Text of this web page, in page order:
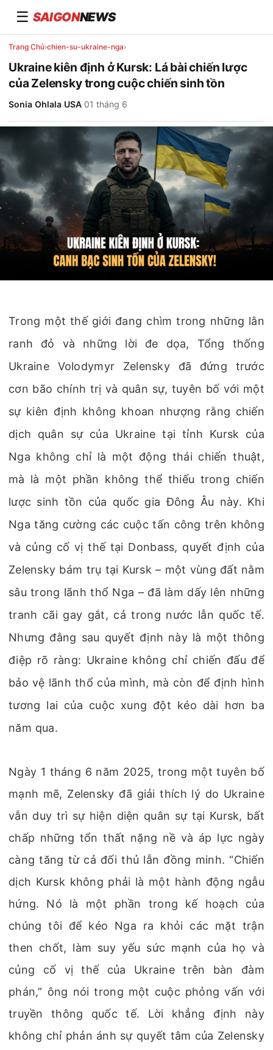
☰ SAIGONNEWS
Trang Chủ›chien-su-ukraine-nga›
Ukraine kiên định ở Kursk: Lá bài chiến lược
của Zelensky trong cuộc chiến sinh tồn
Sonia Ohlala USA·01 tháng 6
Trong một thế giới đang chìm trong những lằn
ranh đỏ và những lời đe dọa, Tổng thống
Ukraine Volodymyr Zelensky đã đứng trước
cơn bão chính trị và quân sự, tuyên bố với một
sự kiên định không khoan nhượng rằng chiến
dịch quân sự của Ukraine tại tỉnh Kursk của
Nga không chỉ là một động thái chiến thuật,
mà là một phần không thể thiếu trong chiến
lược sinh tồn của quốc gia Đông Âu này. Khi
Nga tăng cường các cuộc tấn công trên không
và củng cố vị thế tại Donbass, quyết định của
Zelensky bám trụ tại Kursk – một vùng đất nằm
sâu trong lãnh thổ Nga – đã làm dấy lên những
tranh cãi gay gắt, cả trong nước lẫn quốc tế.
Nhưng đằng sau quyết định này là một thông
điệp rõ ràng: Ukraine không chỉ chiến đấu để
bảo vệ lãnh thổ của mình, mà còn để định hình
tương lai của cuộc xung đột kéo dài hơn ba
năm qua.
Ngày 1 tháng 6 năm 2025, trong một tuyên bố
mạnh mẽ, Zelensky đã giải thích lý do Ukraine
vẫn duy trì sự hiện diện quân sự tại Kursk, bất
chấp những tổn thất nặng nề và áp lực ngày
càng tăng từ cả đối thủ lẫn đồng minh. “Chiến
dịch Kursk không phải là một hành động ngẫu
hứng. Nó là một phần trong kế hoạch của
chúng tôi để kéo Nga ra khỏi các mặt trận
then chốt, làm suy yếu sức mạnh của họ và
củng cố vị thế của Ukraine trên bàn đàm
phán,” ông nói trong một cuộc phỏng vấn với
truyền thông quốc tế. Lời khẳng định này
không chỉ phản ánh sự quyết tâm của Zelensky